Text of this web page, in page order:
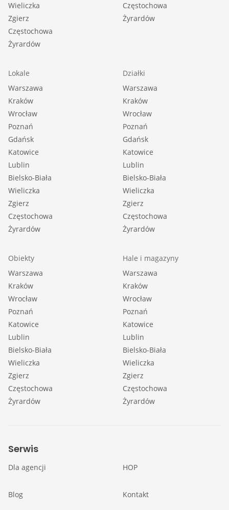
Wieliczka
Zgierz
Częstochowa
Żyrardów
Częstochowa
Żyrardów
Lokale
Warszawa
Kraków
Wrocław
Poznań
Gdańsk
Katowice
Lublin
Bielsko-Biała
Wieliczka
Zgierz
Częstochowa
Żyrardów
Działki
Warszawa
Kraków
Wrocław
Poznań
Gdańsk
Katowice
Lublin
Bielsko-Biała
Wieliczka
Zgierz
Częstochowa
Żyrardów
Obiekty
Warszawa
Kraków
Wrocław
Poznań
Katowice
Lublin
Bielsko-Biała
Wieliczka
Zgierz
Częstochowa
Żyrardów
Hale i magazyny
Warszawa
Kraków
Wrocław
Poznań
Katowice
Lublin
Bielsko-Biała
Wieliczka
Zgierz
Częstochowa
Żyrardów
Serwis
Dla agencji HOP
Blog Kontakt